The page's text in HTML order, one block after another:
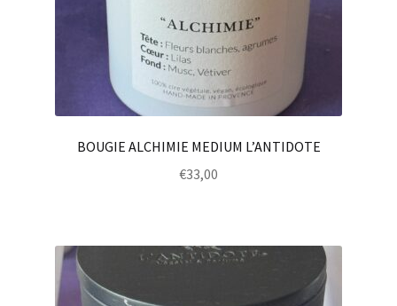
BOUGIE ALCHIMIE MEDIUM L’ANTIDOTE
€33,00